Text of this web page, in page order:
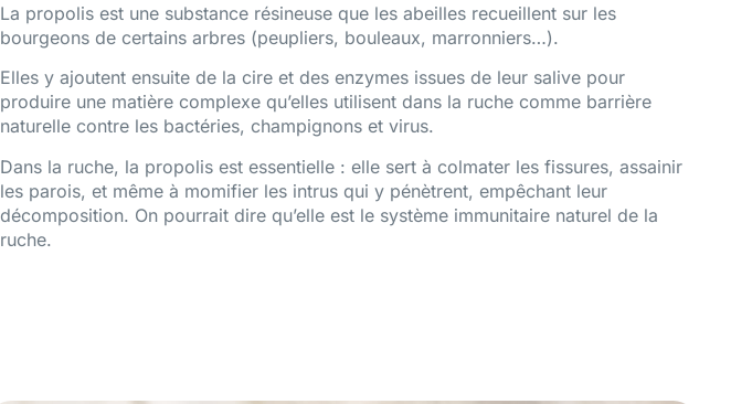
La propolis est une substance résineuse que les abeilles recueillent sur les
bourgeons de certains arbres (peupliers, bouleaux, marronniers…).
Elles y ajoutent ensuite de la cire et des enzymes issues de leur salive pour
produire une matière complexe qu’elles utilisent dans la ruche comme barrière
naturelle contre les bactéries, champignons et virus.
Dans la ruche, la propolis est essentielle : elle sert à colmater les fissures, assainir
les parois, et même à momifier les intrus qui y pénètrent, empêchant leur
décomposition. On pourrait dire qu’elle est le système immunitaire naturel de la
ruche.